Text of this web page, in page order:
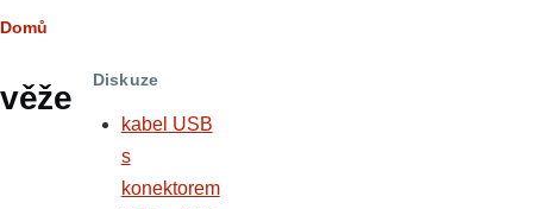
Drobečková
navigace
Domů
věže
Diskuze
kabel USB
s
konektorem